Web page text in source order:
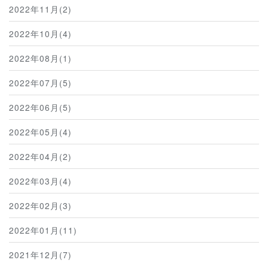
2022年11月(2)
2022年10月(4)
2022年08月(1)
2022年07月(5)
2022年06月(5)
2022年05月(4)
2022年04月(2)
2022年03月(4)
2022年02月(3)
2022年01月(11)
2021年12月(7)